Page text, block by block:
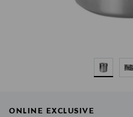
ONLINE EXCLUSIVE